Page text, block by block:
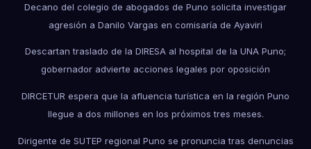
Decano del colegio de abogados de Puno solicita investigar
agresión a Danilo Vargas en comisaría de Ayaviri
Descartan traslado de la DIRESA al hospital de la UNA Puno;
gobernador advierte acciones legales por oposición
DIRCETUR espera que la afluencia turística en la región Puno
llegue a dos millones en los próximos tres meses.
Dirigente de SUTEP regional Puno se pronuncia tras denuncias